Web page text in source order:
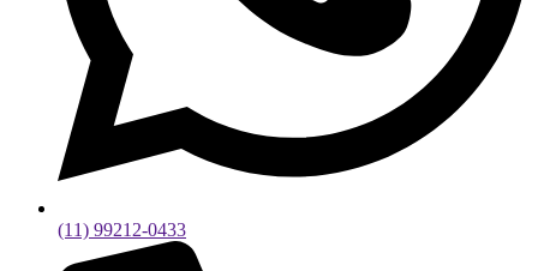
(11) 99212-0433